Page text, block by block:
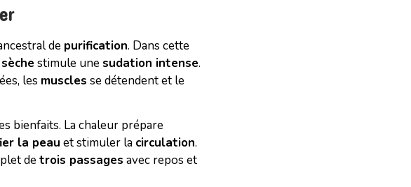
de purification. Dans cette
stimule unesudation intense.
les muscles se détendent et le
bienfaits. La chaleur prépare
la peau et stimuler la circulation.
detrois passages avec repos et